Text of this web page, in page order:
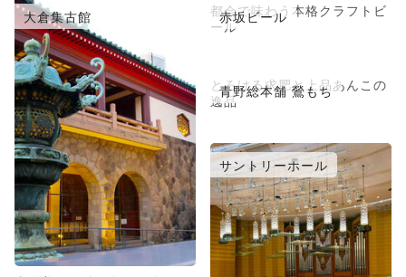
大倉集古館 赤坂ビール
都会で味わう本格クラフトビ
ール
青野総本舗 鶯もち
とろける求肥と上品あんこの
逸品
サントリーホール